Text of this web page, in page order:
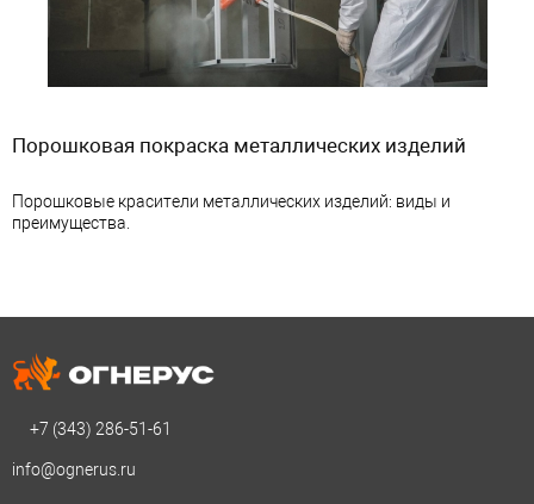
Порошковая покраска металлических изделий
Порошковые красители металлических изделий: виды и
преимущества.
+7 (343) 286-51-61
info@ognerus.ru